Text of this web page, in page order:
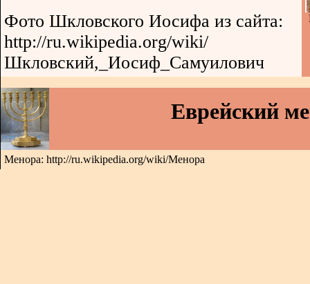
Фото Шкловского Иосифа из сайта:
http://ru.wikipedia.org/wiki/
Шкловский,_Иосиф_Самуилович
Еврейский
Менора: http://ru.wikipedia.org/wiki/Менора